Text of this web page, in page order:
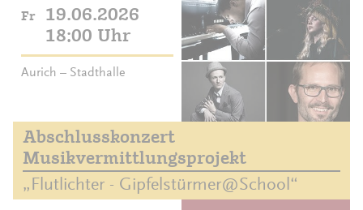
Fr
19.06.2026
18:00 Uhr
Aurich – Stadthalle
Abschlusskonzert
Musikvermittlungsprojekt
„Flutlichter - Gipfelstürmer@School“